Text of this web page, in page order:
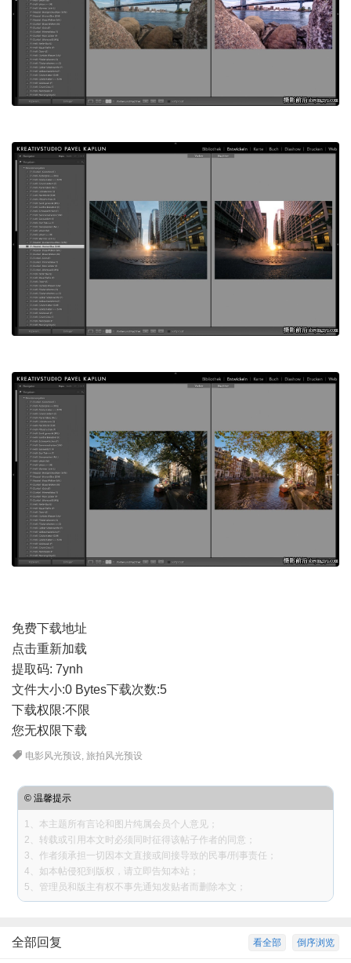
免费下载地址
点击重新加载
提取码: 7ynh
文件大小:0 Bytes下载次数:5
下载权限:不限
您无权限下载
电影风光预设 ,旅拍风光预设
© 温馨提示
1、本主题所有言论和图片纯属会员个人意见；
2、转载或引用本文时必须同时征得该帖子作者的同意；
3、作者须承担一切因本文直接或间接导致的民事/刑事责任；
4、如本帖侵犯到版权，请立即告知本站；
5、管理员和版主有权不事先通知发贴者而删除本文；
倒序浏览
看全部
全部回复